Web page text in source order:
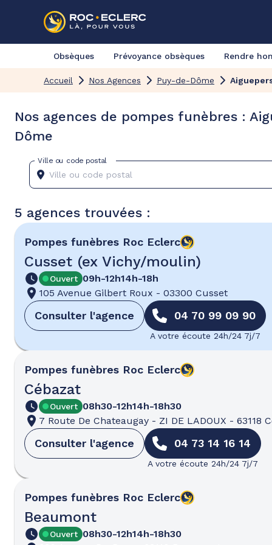
Obsèques Prévoyance obsèques Rendre
Accueil Nos Agences Puy-de-Dôme
Nos agences de pompes funèbres :
Dôme
Ville ou code postal
5 agences trouvées :
Pompes funèbres Roc Eclerc
Cusset (ex Vichy/moulin)
Ouvert 09h-12h14h-18h
105 Avenue Gilbert Roux - 03300 Cusset
Consulter l'agence 04 70 99 09 90
A votre écoute 24h/24 7j/7
Pompes funèbres Roc Eclerc
Cébazat
Ouvert 08h30-12h14h-18h30
7 Route De Chateaugay - ZI DE LADOUX - 63118
Consulter l'agence 04 73 14 16 14
A votre écoute 24h/24 7j/7
Pompes funèbres Roc Eclerc
Beaumont
Ouvert 08h30-12h14h-18h30